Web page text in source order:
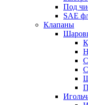
Под
SAE
Клапаны